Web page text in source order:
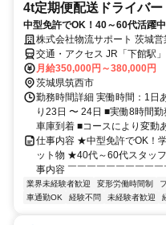
4t定期便配送ドライバー
中型免許でOK！40～60代活躍
株式会社物流サポート 茨城営
交通・アクセス JR「下館駅
料駐車場完備！）
月給350,000円～380,000円
茨城県筑西市
勤務時間詳細 実働時間：1日
り23日 〜 24日 ■実働8時間
車庫到着 ■コースにより変動
仕事内容 ★中型免許でOK！
ット物 ★40代～60代スタッ
事内容 ￣￣￣￣￣￣￣￣￣
業界未経験者歓迎 変形労働時間制
車通勤OK
経験不問 未経験者歓迎